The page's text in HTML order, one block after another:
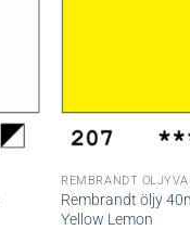
REMBRANDT
Rembrandt öljy
Yellow Lemon